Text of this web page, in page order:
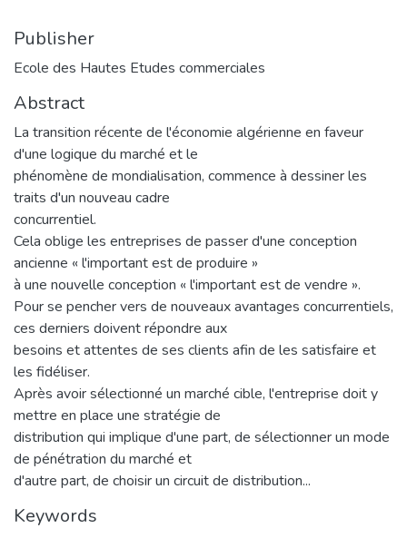
Publisher
Ecole des Hautes Etudes commerciales
Abstract
La transition récente de l'économie algérienne en faveur
d'une logique du marché et le
phénomène de mondialisation, commence à dessiner les
traits d'un nouveau cadre
concurrentiel.
Cela oblige les entreprises de passer d'une conception
ancienne « l'important est de produire »
à une nouvelle conception « l'important est de vendre ».
Pour se pencher vers de nouveaux avantages concurrentiels,
ces derniers doivent répondre aux
besoins et attentes de ses clients afin de les satisfaire et
les fidéliser.
Après avoir sélectionné un marché cible, l'entreprise doit y
mettre en place une stratégie de
distribution qui implique d'une part, de sélectionner un mode
de pénétration du marché et
d'autre part, de choisir un circuit de distribution...
Keywords